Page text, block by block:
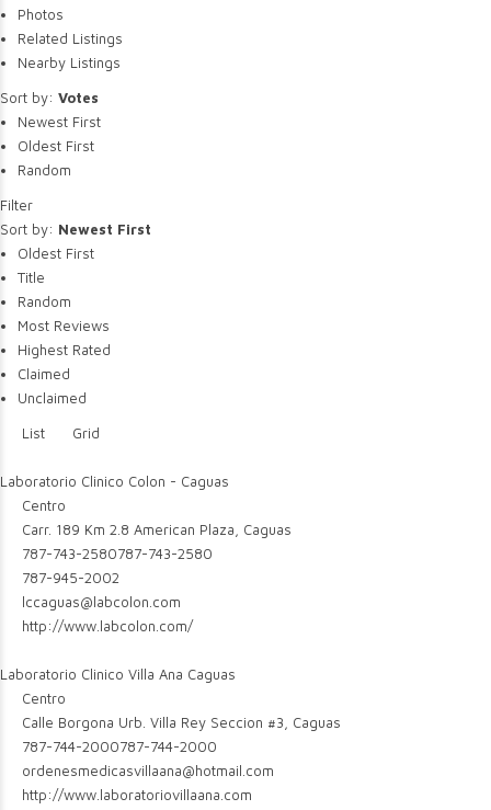
Photos
Related Listings
Nearby Listings
Sort by: Votes
Newest First
Oldest First
Random
Filter
Sort by: Newest First
Oldest First
Title
Random
Most Reviews
Highest Rated
Claimed
Unclaimed
List
Grid
Laboratorio Clinico Colon - Caguas
Centro
Carr. 189 Km 2.8 American Plaza, Caguas
787-743-2580787-743-2580
787-945-2002
lccaguas@labcolon.com
http://www.labcolon.com/
Laboratorio Clinico Villa Ana Caguas
Centro
Calle Borgona Urb. Villa Rey Seccion #3, Caguas
787-744-2000787-744-2000
ordenesmedicasvillaana@hotmail.com
http://www.laboratoriovillaana.com